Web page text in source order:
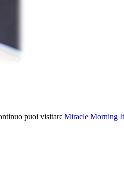
puoi visitare Miracle Morning